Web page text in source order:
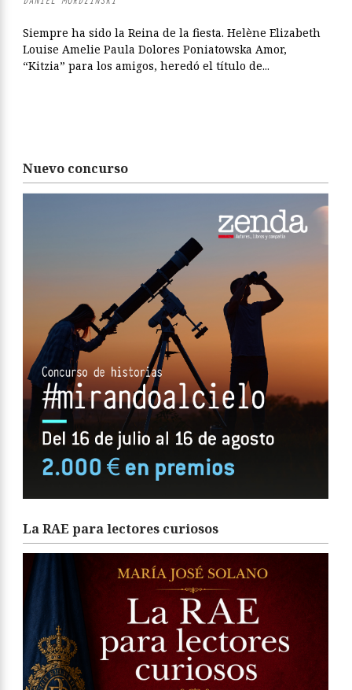
Siempre ha sido la Reina de la fiesta. Helène Elizabeth
Louise Amelie Paula Dolores Poniatowska Amor,
“Kitzia” para los amigos, heredó el título de...
Nuevo concurso
La RAE para lectores curiosos